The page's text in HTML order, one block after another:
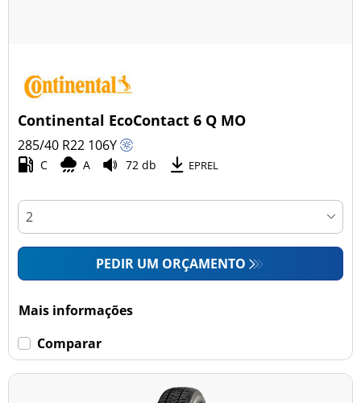
Continental EcoContact 6 Q MO
285/40 R22 106Y
C A 72 db EPREL
PEDIR UM ORÇAMENTO
Mais informações
Comparar